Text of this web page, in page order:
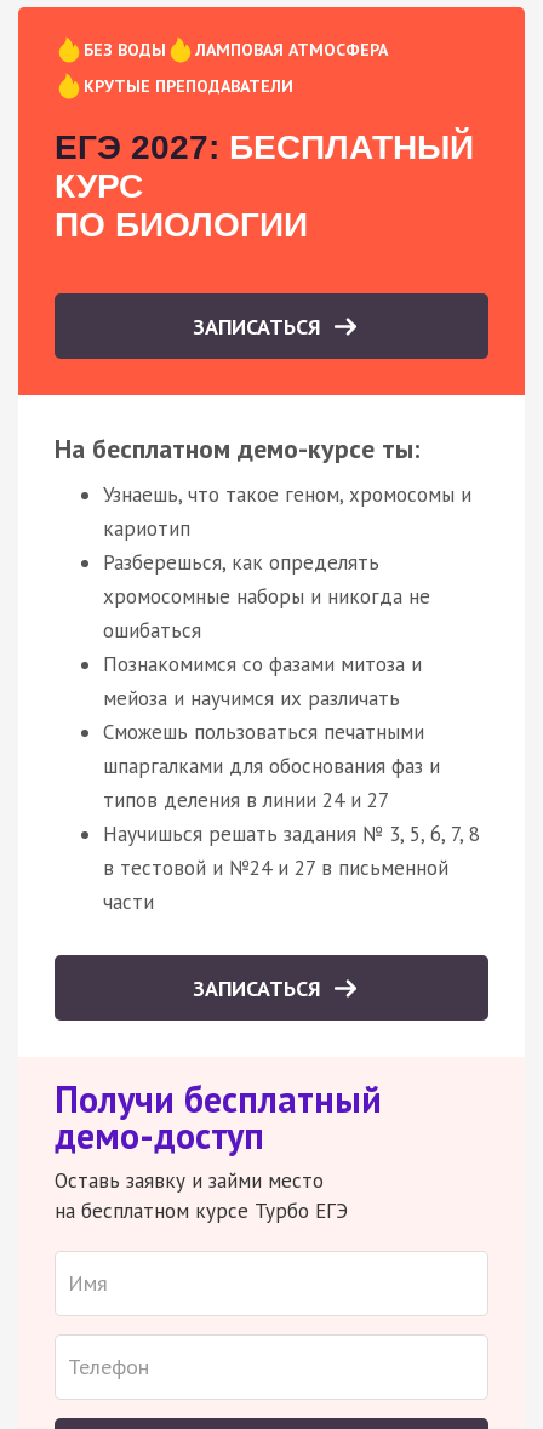
БЕЗ ВОДЫ
ЛАМПОВАЯ АТМОСФЕРА
КРУТЫЕ ПРЕПОДАВАТЕЛИ
ЕГЭ 2027: БЕСПЛАТНЫЙ
КУРС
ПО БИОЛОГИИ
ЗАПИСАТЬСЯ
На бесплатном демо-курсе ты:
Узнаешь, что такое геном, хромосомы и
кариотип
Разберешься, как определять
хромосомные наборы и никогда не
ошибаться
Познакомимся со фазами митоза и
мейоза и научимся их различать
Сможешь пользоваться печатными
шпаргалками для обоснования фаз и
типов деления в линии 24 и 27
Научишься решать задания № 3, 5, 6, 7, 8
в тестовой и №24 и 27 в письменной
части
ЗАПИСАТЬСЯ
Получи бесплатный
демо-доступ
Оставь заявку и займи место
на бесплатном курсе Турбо ЕГЭ